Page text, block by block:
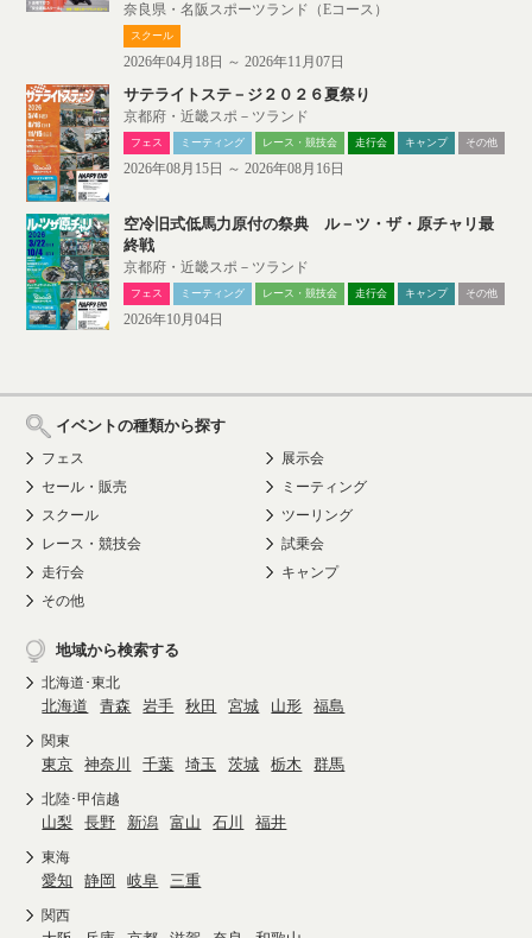
奈良県・名阪スポーツランド（Eコース）
スクール
2026年04月18日 ～ 2026年11月07日
サテライトステ－ジ２０２６夏祭り
京都府・近畿スポ－ツランド
フェス ミーティング レース・競技会 走行会 キャンプ その他
2026年08月15日 ～ 2026年08月16日
空冷旧式低馬力原付の祭典 ル－ツ・ザ・原チャリ最
終戦
京都府・近畿スポ－ツランド
フェス ミーティング レース・競技会 走行会 キャンプ その他
2026年10月04日
イベントの種類から探す
フェス
展示会
セール・販売
ミーティング
スクール
ツーリング
レース・競技会
試乗会
走行会
キャンプ
その他
地域から検索する
北海道･東北
北海道 青森 岩手 秋田 宮城 山形 福島
関東
東京 神奈川 千葉 埼玉 茨城 栃木 群馬
北陸･甲信越
山梨 長野 新潟 富山 石川 福井
東海
愛知 静岡 岐阜 三重
関西